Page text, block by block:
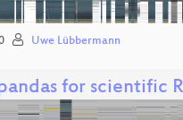
Uwe Lübbermann
for scientific